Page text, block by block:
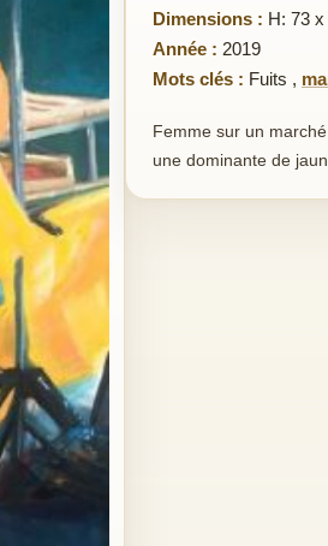
Dimensions : H: 73
Année : 2019
Mots clés : Fuits ,
Femme sur un
une dominante de